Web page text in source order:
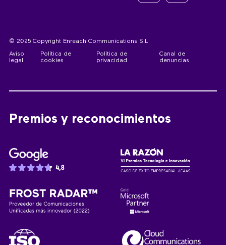
© 2025 Copyright Enreach Communications S.L
Aviso
legal
Política de
cookies
Política de
privacidad
Canal de
denuncias
Premios y reconocimientos